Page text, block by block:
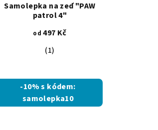
Samolepka na zeď "PAW
patrol 4"
od 497 Kč
Průměrné
je
5,0
z
(1)
-10% s kódem:
samolepka10